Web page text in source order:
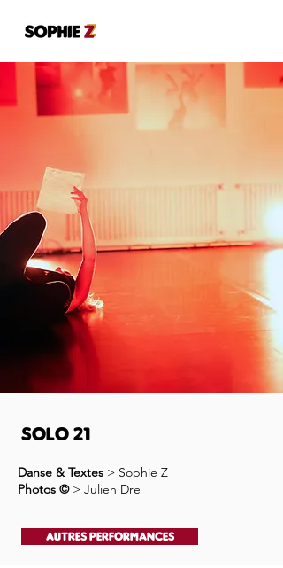
SOLO 21
Danse & Textes > Sophie Z
Photos © > Julien Dre
Autres performances